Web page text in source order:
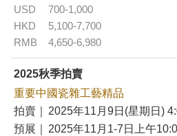
USD
700-1,000
HKD
5,100-7,700
RMB
4,650-6,980
2025秋季拍賣
重要中國瓷雜工藝精品
拍賣｜
2025年11月9日(星期日)
預展｜
2025年11月1-7日上午